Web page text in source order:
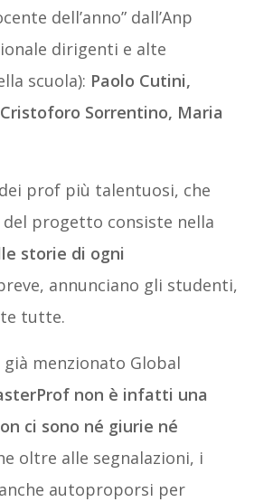
dell’anno” dall’Anp
dirigenti e alte
scuola): Paolo Cutini,
Sorrentino, Maria
prof più talentuosi, che
progetto consiste nella
storie di ogni
annunciano gli studenti,
tutte.
menzionato Global
non è infatti una
ci sono né giurie né
oltre alle segnalazioni, i
autoproporsi per